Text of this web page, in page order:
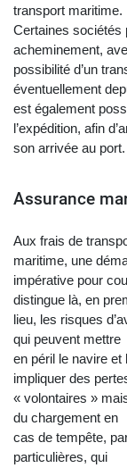
transport maritime.
Certaines sociétés
acheminement,
possibilité d’un
éventuellement
est également
l’expédition, afin
son arrivée au port.
Assurance
Aux frais de
maritime, une
impérative pour
distingue là, en
lieu, les risques
qui peuvent mettre
en péril le navire et
impliquer des
« volontaires »
du chargement en
cas de tempête,
particulières, qui